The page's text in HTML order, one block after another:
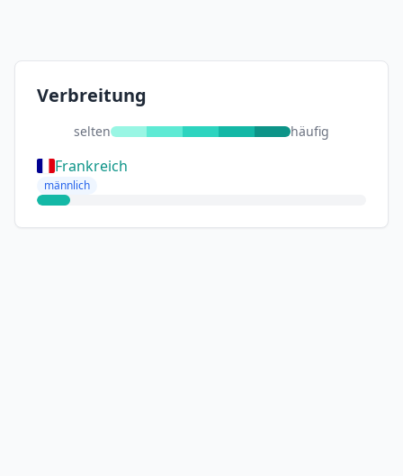
Verbreitung
selten häufig
Frankreich
männlich